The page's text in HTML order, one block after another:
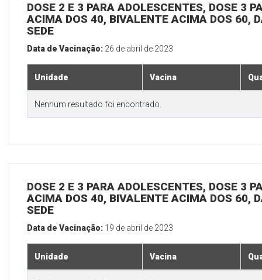
DOSE 2 E 3 PARA ADOLESCENTES, DOSE 3
ACIMA DOS 40, BIVALENTE ACIMA DOS 60,
SEDE
Data de Vacinação: 26 de abril de 2023
Unidade Vacina
Nenhum resultado foi encontrado.
DOSE 2 E 3 PARA ADOLESCENTES, DOSE 3
ACIMA DOS 40, BIVALENTE ACIMA DOS 60,
SEDE
Data de Vacinação: 19 de abril de 2023
Unidade Vacina